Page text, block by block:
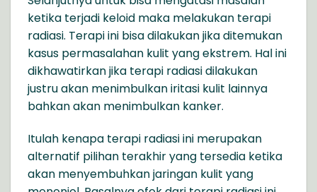
ketika terjadi keloid maka melakukan terapi
radiasi. Terapi ini bisa dilakukan jika ditemukan
kasus permasalahan kulit yang ekstrem. Hal ini
dikhawatirkan jika terapi radiasi dilakukan
justru akan menimbulkan iritasi kulit lainnya
bahkan akan menimbulkan kanker.
Itulah kenapa terapi radiasi ini merupakan
alternatif pilihan terakhir yang tersedia ketika
akan menyembuhkan jaringan kulit yang